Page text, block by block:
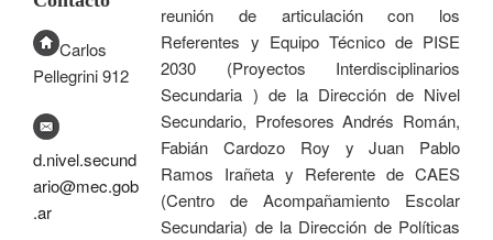
reunión de articulación con los
Referentes y Equipo Técnico de PISE
2030 (Proyectos Interdisciplinarios
Secundaria ) de la Dirección de Nivel
Secundario, Profesores Andrés Román,
Fabián Cardozo Roy y Juan Pablo
Ramos Irañeta y Referente de CAES
(Centro de Acompañamiento Escolar
Secundaria) de la Dirección de Políticas
Carlos
Pellegrini 912
d.nivel.secund
ario@mec.gob
.ar